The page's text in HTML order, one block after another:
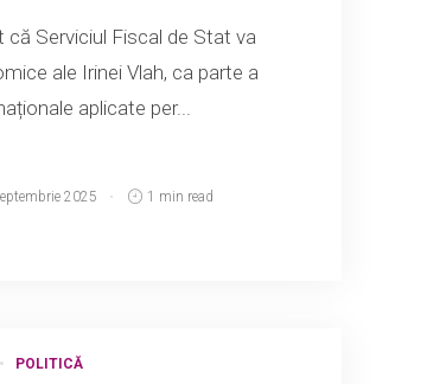
că Serviciul Fiscal de Stat va
ale Irinei Vlah, ca parte a
aplicate per...
2025 1 min read
POLITICĂ